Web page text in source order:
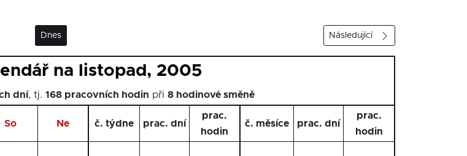
Dnes Následující
na listopad, 2005
dní, tj. 168 pracovních hodin při 8 hodinové směně
So Ne č. týdne prac. dní
prac.
hodin
č. měsíce prac. dní
prac.
hodin